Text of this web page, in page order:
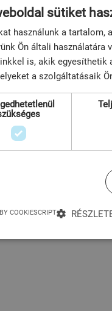
sütiket
használunk a tartalom,
Ön általi
is, akik
a szolgáltatásaik
COOKIESCRIPT